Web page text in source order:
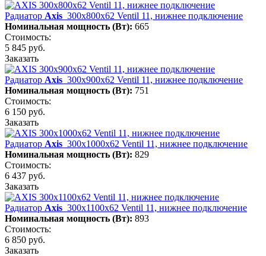
Радиатор Axis 300х800х62 Ventil 11, нижнее подключение
Номинальная мощность (Вт): 665
Стоимость:
5 845 руб.
Заказать
Радиатор Axis 300х900х62 Ventil 11, нижнее подключение
Номинальная мощность (Вт): 751
Стоимость:
6 150 руб.
Заказать
Радиатор Axis 300х1000х62 Ventil 11, нижнее подключение
Номинальная мощность (Вт): 829
Стоимость:
6 437 руб.
Заказать
Радиатор Axis 300х1100х62 Ventil 11, нижнее подключение
Номинальная мощность (Вт): 893
Стоимость:
6 850 руб.
Заказать